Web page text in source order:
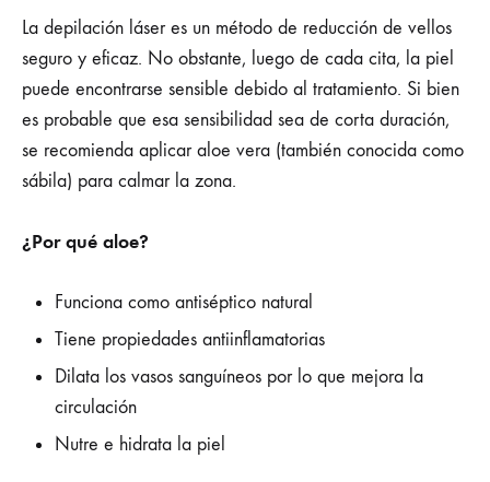
La depilación láser es un método de reducción de vellos
seguro y eficaz. No obstante, luego de cada cita, la piel
puede encontrarse sensible debido al tratamiento. Si bien
es probable que esa sensibilidad sea de corta duración,
se recomienda aplicar aloe vera (también conocida como
sábila) para calmar la zona.
¿Por qué aloe?
Funciona como antiséptico natural
Tiene propiedades antiinflamatorias
Dilata los vasos sanguíneos por lo que mejora la
circulación
Nutre e hidrata la piel